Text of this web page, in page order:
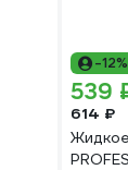
-12%
539
614 ₽